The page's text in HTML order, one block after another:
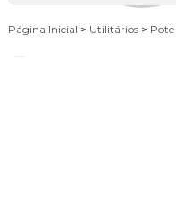
Página Inicial > Utilitários > Pote